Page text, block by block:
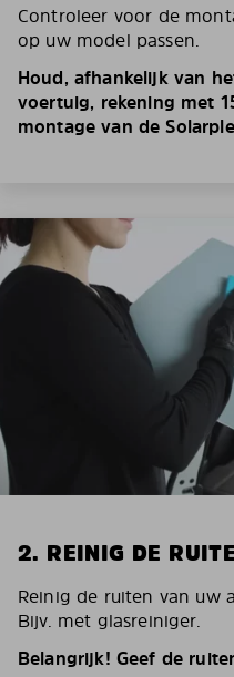
Controleer voor de
op uw model passen.
Houd, afhankelijk van
voertuig, rekening met
montage van de
2. REINIG DE
Reinig de ruiten van uw
Bijv. met glasreiniger.
Belangrijk! Geef de